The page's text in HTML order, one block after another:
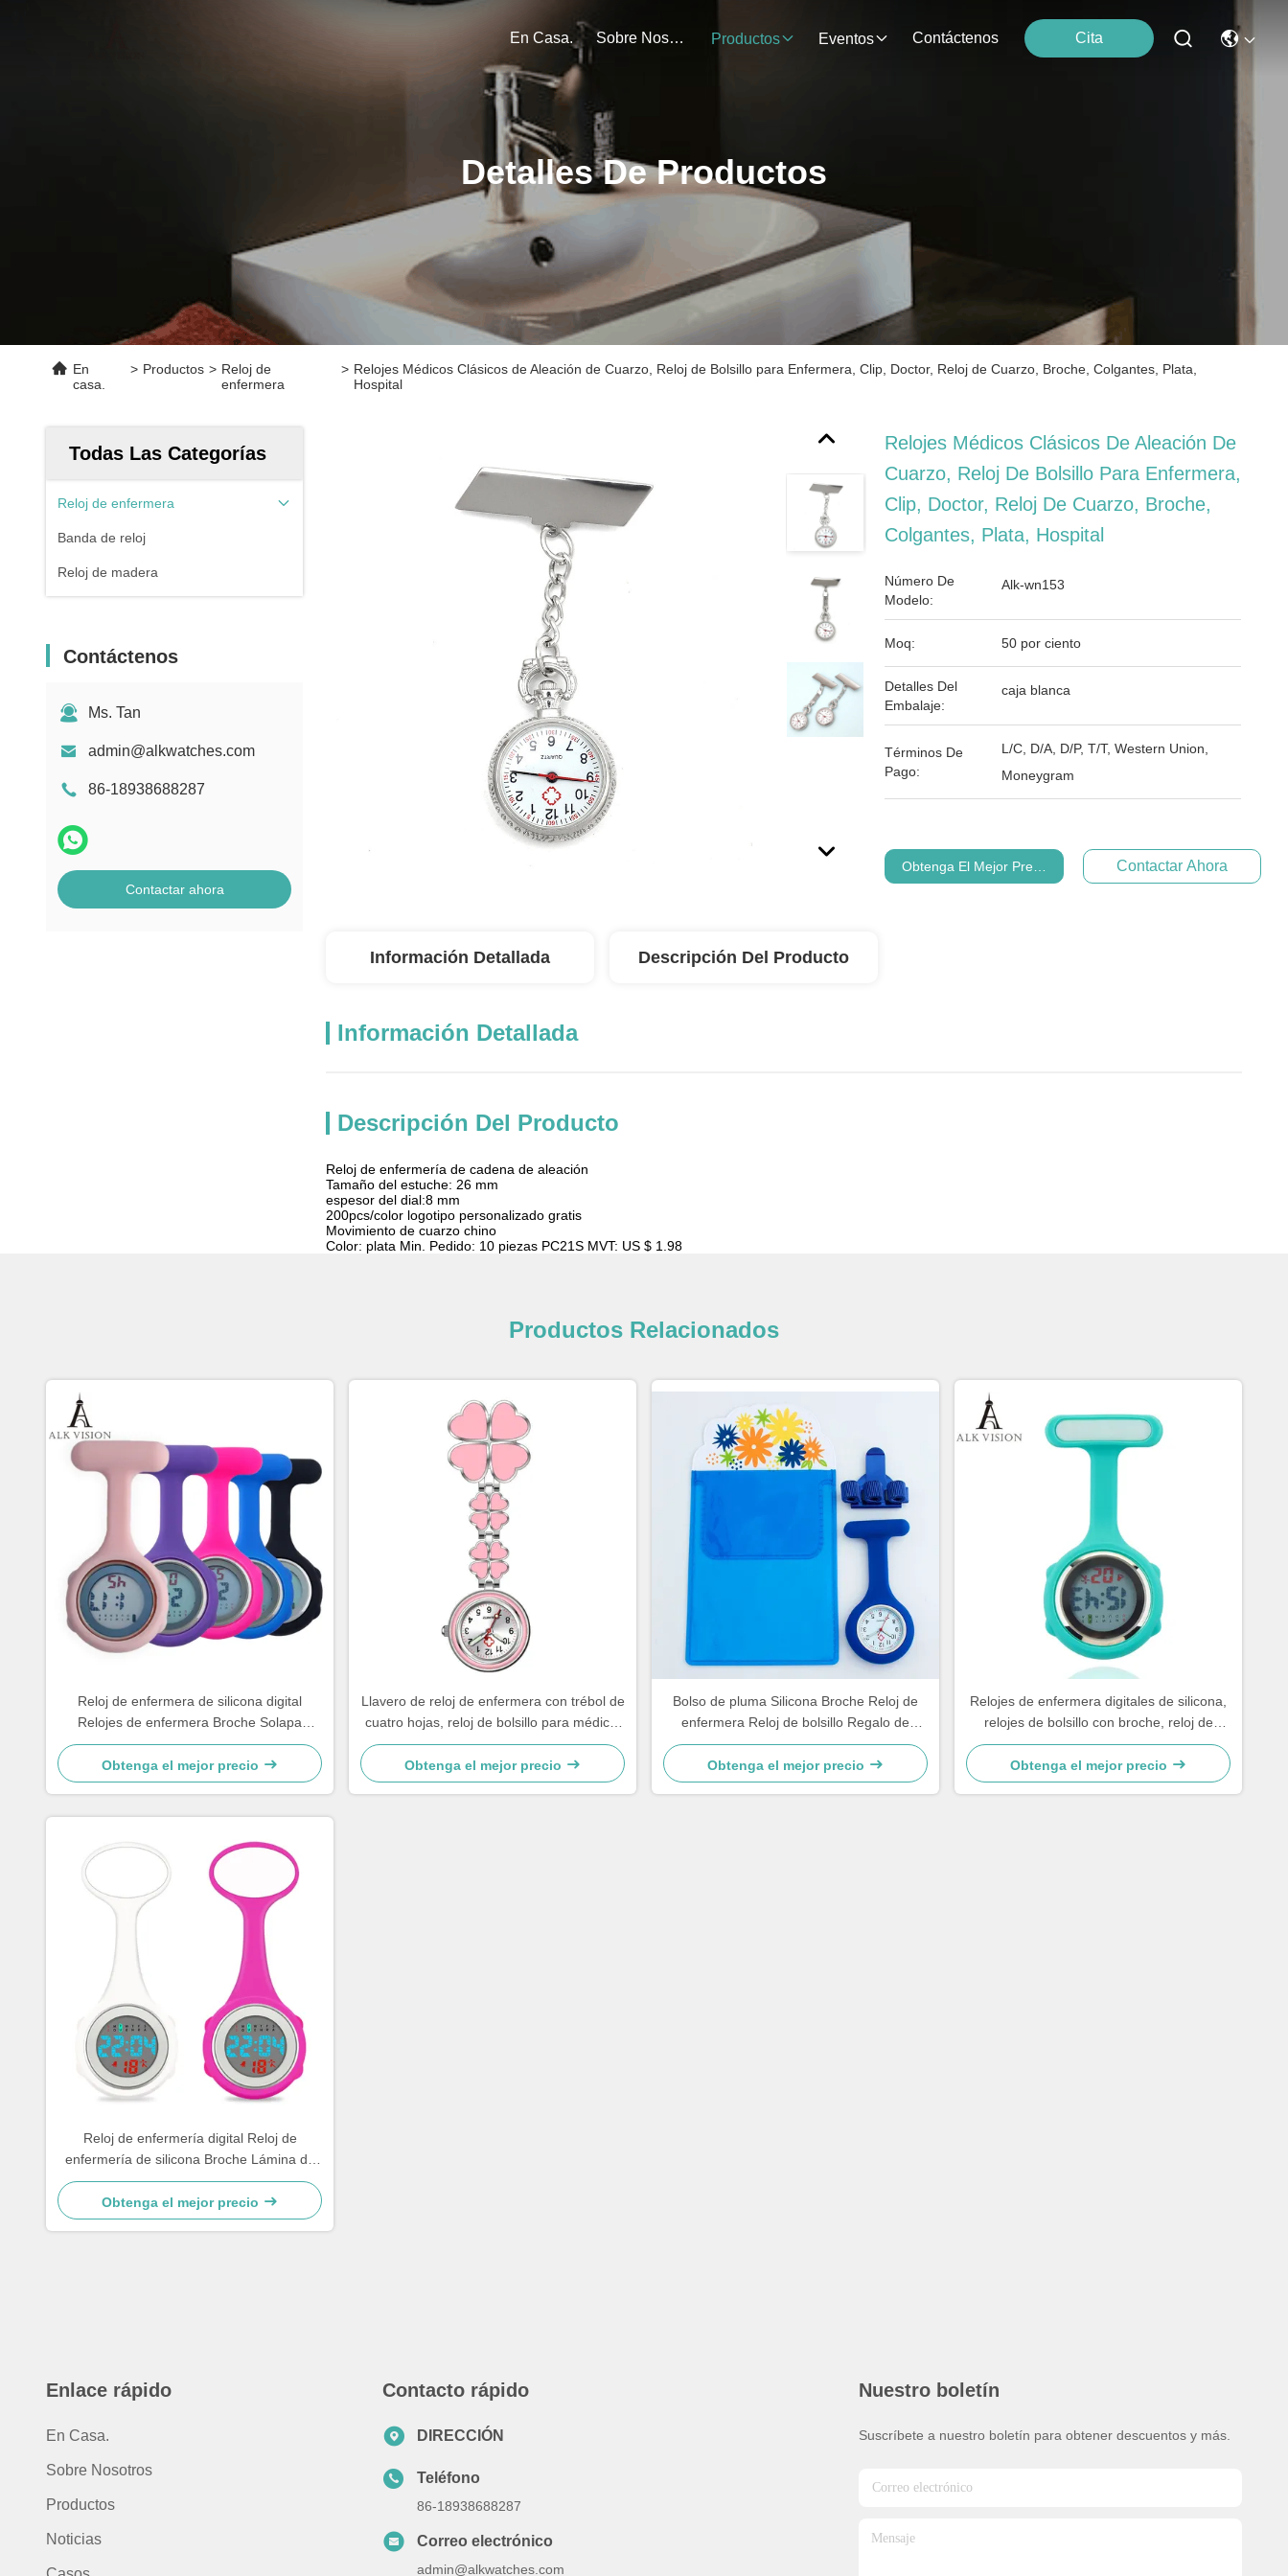
En Casa. Sobre Nosotros Productos Eventos Contáctenos Cita
Detalles De Productos
En
casa.
> Productos > Reloj de
enfermera
> Relojes Médicos Clásicos de Aleación de Cuarzo, Reloj de Bolsillo para Enfermera, Clip, Doctor, Reloj de Cuarzo, Broche, Colgantes, Plata,
Hospital
Todas Las Categorías
Reloj de enfermera
Banda de reloj
Reloj de madera
Contáctenos
Ms. Tan
admin@alkwatches.com
86-18938688287
Contactar ahora
Relojes Médicos Clásicos De Aleación De
Cuarzo, Reloj De Bolsillo Para Enfermera,
Clip, Doctor, Reloj De Cuarzo, Broche,
Colgantes, Plata, Hospital
Número De
Modelo:
Alk-wn153
Moq: 50 por ciento
Detalles Del
Embalaje:
caja blanca
Términos De
Pago:
L/C, D/A, D/P, T/T, Western Union,
Moneygram
Obtenga El Mejor Precio Contactar Ahora
Información Detallada Descripción Del Producto
Información Detallada
Descripción Del Producto
Reloj de enfermería de cadena de aleación
Tamaño del estuche: 26 mm
espesor del dial:8 mm
200pcs/color logotipo personalizado gratis
Movimiento de cuarzo chino
Color: plata Min. Pedido: 10 piezas PC21S MVT: US $ 1.98
Productos Relacionados
Reloj de enfermera de silicona digital
Relojes de enfermera Broche Solapa
Mangas de goma estampadas Reloj
médico Reloj de bolsillo Regalo de
enfermería
Obtenga el mejor precio
Llavero de reloj de enfermera con trébol de
cuatro hojas, reloj de bolsillo para médico,
regalo colgante para hospital, reloj médico
luminoso, patrón de sol literal
Obtenga el mejor precio
Bolso de pluma Silicona Broche Reloj de
enfermera Reloj de bolsillo Regalo de
enfermería Clips de pluma de cuarzo 4
colores Portalápices Médicos Enfermeras
Dedicado P
Obtenga el mejor precio
Relojes de enfermera digitales de silicona,
relojes de bolsillo con broche, reloj de
solapa para enfermería, reloj de broche
para enfermera, regalo para médico y
enfermera, reloj
Obtenga el mejor precio
Reloj de enfermería digital Reloj de
enfermería de silicona Broche Lámina de
caucho Mangas médicas Reloj médico Fob
Reloj de enfermería Regalos
Obtenga el mejor precio
Enlace rápido
En Casa.
Sobre Nosotros
Productos
Noticias
Contacto rápido
DIRECCIÓN
Teléfono
86-18938688287
Correo electrónico
admin@alkwatches.com
Nuestro boletín
Suscríbete a nuestro boletín para obtener descuentos y más.